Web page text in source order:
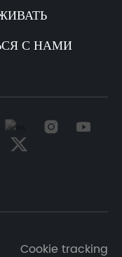
С НАМИ
Cookie tracking